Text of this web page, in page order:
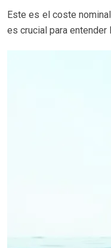
Este es el coste
es crucial para